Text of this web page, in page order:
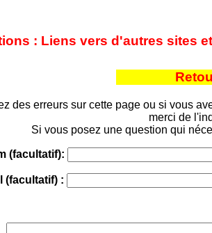
: Liens vers d'autres sites
des erreurs sur cette page ou si vous
merci de
Si vous posez une question qui
(facultatif):
(facultatif) :